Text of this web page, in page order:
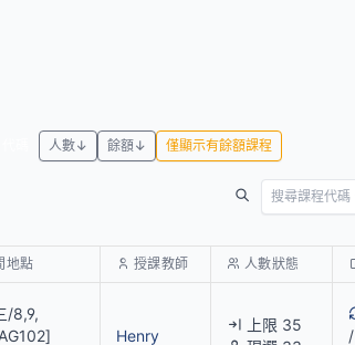
人數↓ 餘額↓ 僅顯示有餘額課程
地點 授課教師 人數狀態
/8,9,
Henry
上限 35
/